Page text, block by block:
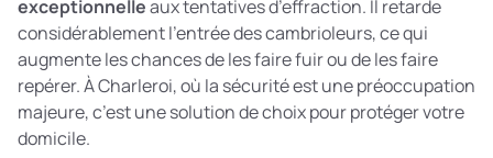
exceptionnelleaux tentatives d’effraction. Il retarde
considérablement l’entrée des cambrioleurs, ce qui
augmente les chances de les faire fuir ou de les faire
repérer. À Charleroi, où la sécurité est une préoccupation
majeure, c’est une solution de choix pour protéger votre
domicile.